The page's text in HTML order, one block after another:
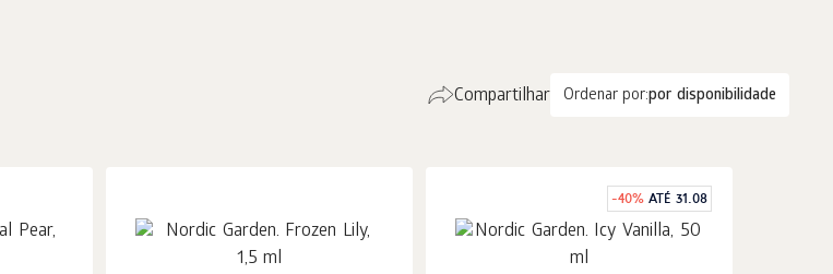
Ordenar por:por disponibilidade
Compartilhar
-40% ATÉ 31.08